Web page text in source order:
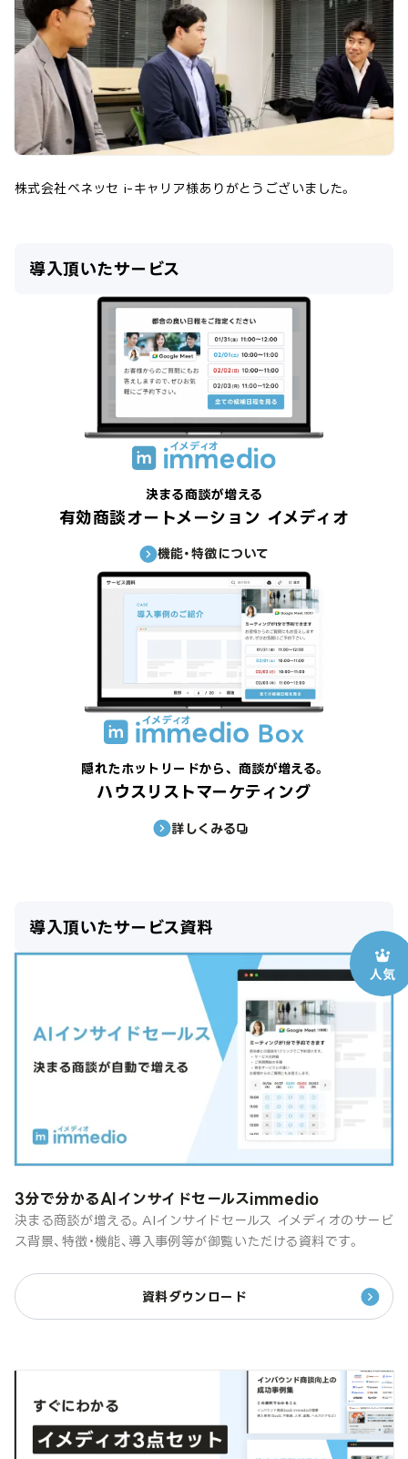
株式会社ベネッセ i-キャリア様ありがとうございました。
導入頂いたサービス
決まる商談が増える
有効商談オートメーション イメディオ
機能・特徴について
隠れたホットリードから、 商談が増える。
ハウスリストマーケティング
詳しくみる
導入頂いたサービス資料
3分で分かるAIインサイドセールスimmedio
決まる商談が増える。AIインサイドセールス イメディオのサービ
ス背景、特徴・機能、導入事例等が御覧いただける資料です。
資料ダウンロード